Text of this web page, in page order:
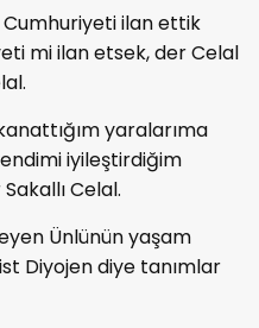
ilan ettik
mi ilan etsek, der Celal
yaralarıma
iyileştirdiğim
Celal.
Ünlünün yaşam
Diyojen diye tanımlar